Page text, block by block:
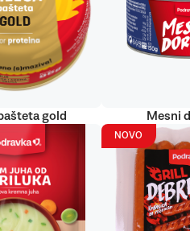
gold Mesni
NOVO